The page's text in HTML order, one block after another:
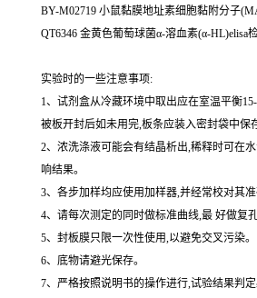
BY-M02719 小鼠黏膜地址素细胞黏附分子
QT6346 金黄色葡萄球菌α-溶血素(α-HL)elisa
实验时的一些注意事项:
1、试剂盒从冷藏环境中取出应在室温平衡
被板开封后如未用完,板条应装入密封袋中保
2、浓洗涤液可能会有结晶析出,稀释时可在
响结果。
3、各步加样均应使用加样器,并经常校对其准
4、请每次测定的同时做标准曲线,最 好做复孔
5、封板膜只限一次性使用,以避免交叉污染。
6、底物请避光保存。
7、严格按照说明书的操作进行,试验结果判定